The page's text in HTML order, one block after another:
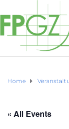
Home
« All Events